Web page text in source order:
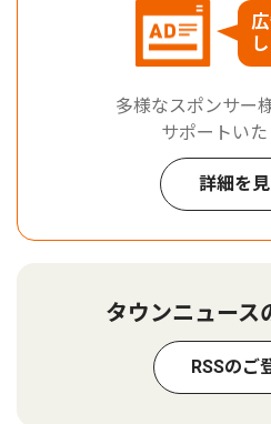
多様なスポンサー
サポートいた
詳細を
タウンニュース
RSSのご